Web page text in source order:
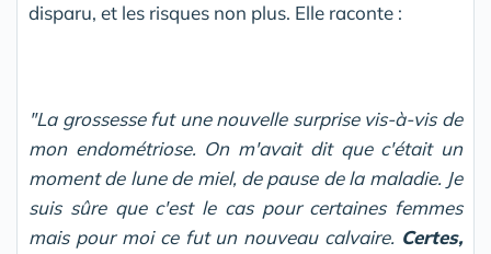
disparu, et les risques non plus. Elle raconte :
"La grossesse fut une nouvelle surprise vis-à-vis de
mon endométriose. On m'avait dit que c'était un
moment de lune de miel, de pause de la maladie. Je
suis sûre que c'est le cas pour certaines femmes
mais pour moi ce fut un nouveau calvaire. Certes,